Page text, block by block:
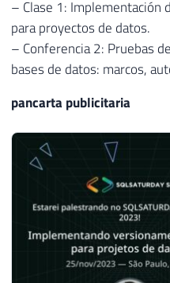
– Clase 1: Implementación
para proyectos de datos.
– Conferencia 2: Pruebas
bases de datos: marcos,
pancarta publicitaria